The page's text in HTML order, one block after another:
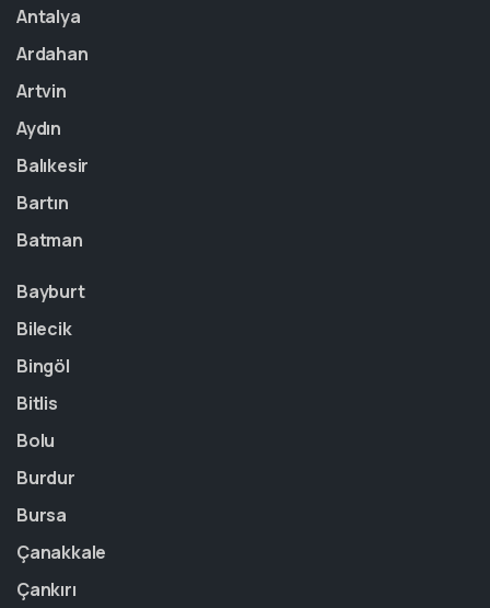
Antalya
Ardahan
Artvin
Aydın
Balıkesir
Bartın
Batman
Bayburt
Bilecik
Bingöl
Bitlis
Bolu
Burdur
Bursa
Çanakkale
Çankırı